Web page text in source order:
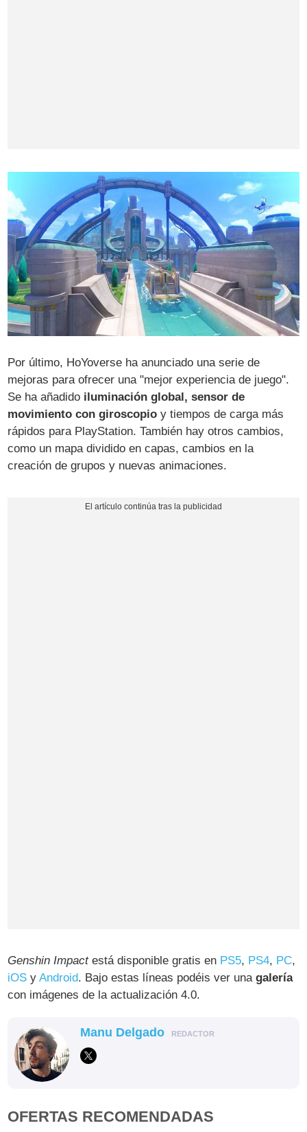
Por último, HoYoverse ha anunciado una serie de
mejoras para ofrecer una "mejor experiencia de juego".
Se ha añadido iluminación global, sensor de
movimiento con giroscopio y tiempos de carga más
rápidos para PlayStation. También hay otros cambios,
como un mapa dividido en capas, cambios en la
creación de grupos y nuevas animaciones.
Genshin Impactestá disponible gratis en PS5, PS4, PC,
iOS yAndroid. Bajo estas líneas podéis ver unagalería
con imágenes de la actualización 4.0.
Manu Delgado REDACTOR
OFERTAS RECOMENDADAS